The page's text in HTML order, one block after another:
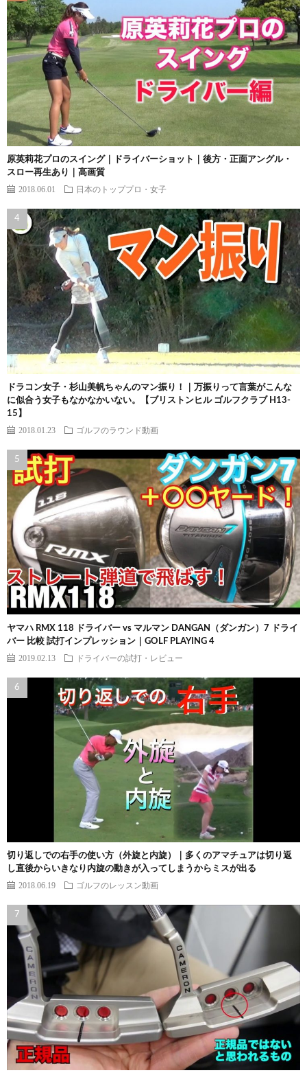
原英莉花プロのスイング｜ドライバーショット｜後方・正面アングル・
スロー再生あり｜高画質
2018.06.01 日本のトッププロ・女子
ドラコン女子・杉山美帆ちゃんのマン振り！｜万振りって言葉がこんな
に似合う女子もなかなかいない。【ブリストンヒル ゴルフクラブ H13-
15】
2018.01.23 ゴルフのラウンド動画
ヤマハ RMX 118 ドライバー vs マルマン DANGAN（ダンガン）7 ドライ
バー 比較 試打インプレッション｜GOLF PLAYING 4
2019.02.13 ドライバーの試打・レビュー
切り返しでの右手の使い方（外旋と内旋）｜多くのアマチュアは切り返
し直後からいきなり内旋の動きが入ってしまうからミスが出る
2018.06.19 ゴルフのレッスン動画